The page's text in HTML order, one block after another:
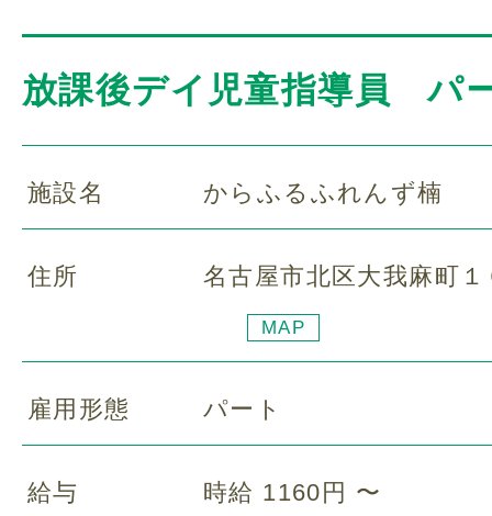
放課後デイ児童指導員 パ
施設名 からふるふれんず楠
住所 名古屋市北区大我麻町
MAP
雇用形態 パート
給与 時給 1160円 〜